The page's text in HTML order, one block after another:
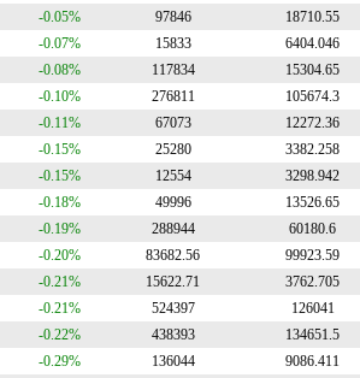
-0.05% 97846 18710.55
-0.07% 15833 6404.046
-0.08% 117834 15304.65
-0.10% 276811 105674.3
-0.11% 67073 12272.36
-0.15% 25280 3382.258
-0.15% 12554 3298.942
-0.18% 49996 13526.65
-0.19% 288944 60180.6
-0.20% 83682.56 99923.59
-0.21% 15622.71 3762.705
-0.21% 524397 126041
-0.22% 438393 134651.5
-0.29% 136044 9086.411